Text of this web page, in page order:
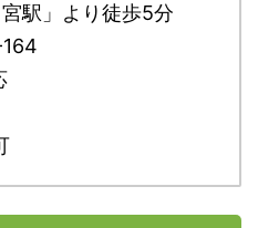
宮駅」より徒歩5分